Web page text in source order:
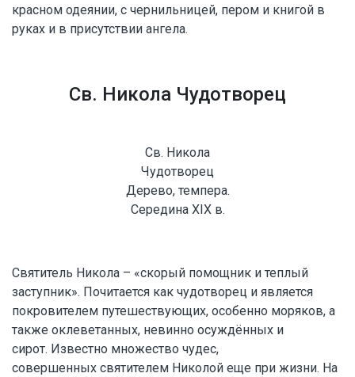
красном одеянии, с чернильницей, пером и книгой в
руках и в присутствии ангела.
Св. Никола Чудотворец
Св. Никола
Чудотворец
Дерево, темпера.
Середина XIX в.
Святитель Никола – «скорый помощник и теплый
заступник». Почитается как чудотворец и является
покровителем путешествующих, особенно моряков, а
также оклеветанных, невинно осуждённых и
сирот. Известно множество чудес,
совершенных святителем Николой еще при жизни. На